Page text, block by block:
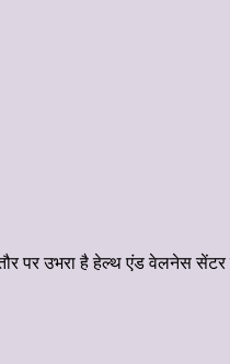
पर उभरा है हेल्थ एंड वेलनेस